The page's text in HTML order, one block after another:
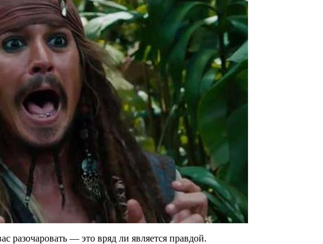
разочаровать — это вряд ли является правдой.